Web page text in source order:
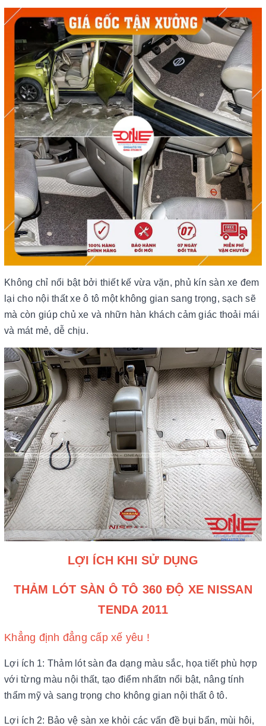
Không chỉ nổi bật bởi thiết kế vừa vặn, phủ kín sàn xe đem
lại cho nội thất xe ô tô một không gian sang trọng, sạch sẽ
mà còn giúp chủ xe và nhữn hàn khách cảm giác thoải mái
và mát mẻ, dễ chịu.
LỢI ÍCH KHI SỬ DỤNG
THẢM LÓT SÀN Ô TÔ 360 ĐỘ XE NISSAN
TENDA 2011
Khẳng định đẳng cấp xế yêu !
Lợi ích 1: Thảm lót sàn đa dạng màu sắc, họa tiết phù hợp
với từng màu nội thất, tạo điểm nhấtn nổi bật, nâng tính
thẩm mỹ và sang trọng cho không gian nội thất ô tô.
Lợi ích 2: Bảo vệ sàn xe khỏi các vấn đề bụi bẩn, mùi hôi,